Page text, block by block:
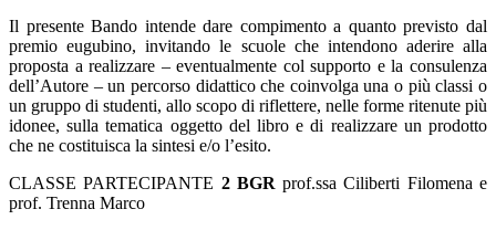
Il presente Bando intende dare compimento a quanto previsto dal
premio eugubino, invitando le scuole che intendono aderire alla
proposta a realizzare – eventualmente col supporto e la consulenza
dell’Autore – un percorso didattico che coinvolga una o più classi o
un gruppo di studenti, allo scopo di riflettere, nelle forme ritenute più
idonee, sulla tematica oggetto del libro e di realizzare un prodotto
che ne costituisca la sintesi e/o l’esito.
CLASSE PARTECIPANTE 2 BGR prof.ssa Ciliberti Filomena e
prof. Trenna Marco